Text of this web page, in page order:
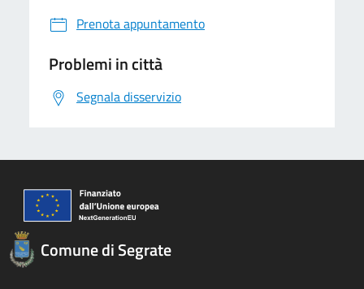
Prenota appuntamento
Problemi in città
Segnala disservizio
Comune di Segrate